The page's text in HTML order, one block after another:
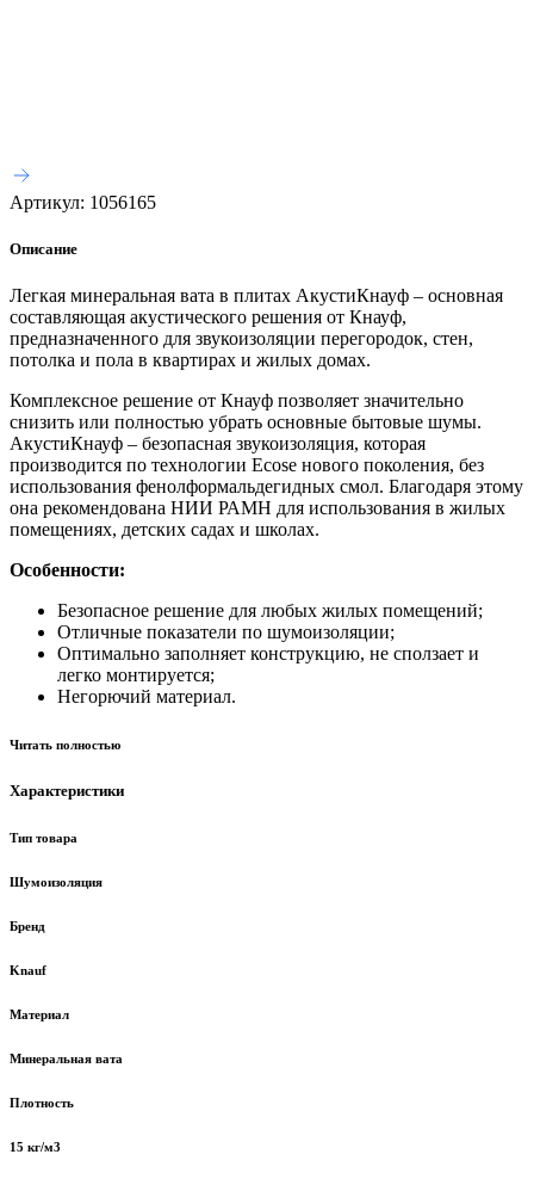
Артикул: 1056165
Описание
Легкая минеральная вата в плитах АкустиКнауф – основная
составляющая акустического решения от Кнауф,
предназначенного для звукоизоляции перегородок, стен,
потолка и пола в квартирах и жилых домах.
Комплексное решение от Кнауф позволяет значительно
снизить или полностью убрать основные бытовые шумы.
АкустиКнауф – безопасная звукоизоляция, которая
производится по технологии Ecose нового поколения, без
использования фенолформальдегидных смол. Благодаря этому
она рекомендована НИИ РАМН для использования в жилых
помещениях, детских садах и школах.
Особенности:
Безопасное решение для любых жилых помещений;
Отличные показатели по шумоизоляции;
Оптимально заполняет конструкцию, не сползает и
легко монтируется;
Негорючий материал.
Читать полностью
Характеристики
Тип товара
Шумоизоляция
Бренд
Knauf
Материал
Минеральная вата
Плотность
15 кг/м3